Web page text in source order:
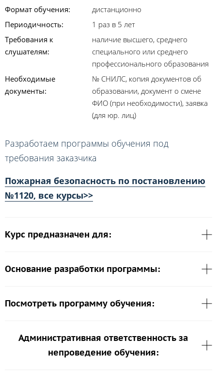
Формат обучения:
дистанционно
Периодичность:
1 раз в 5 лет
Требования к
слушателям:
наличие высшего, среднего
специального или среднего
профессионального образования
Необходимые
документы:
№ СНИЛС, копия документов об
образовании, документ о смене
ФИО (при необходимости), заявка
(для юр. лиц)
Разработаем программы обучения под
требования заказчика
Пожарная безопасность по постановлению
№1120, все курсы>>
Курс предназначен для:
Основание разработки программы:
Посмотреть программу обучения:
Административная ответственность за
непроведение обучения: